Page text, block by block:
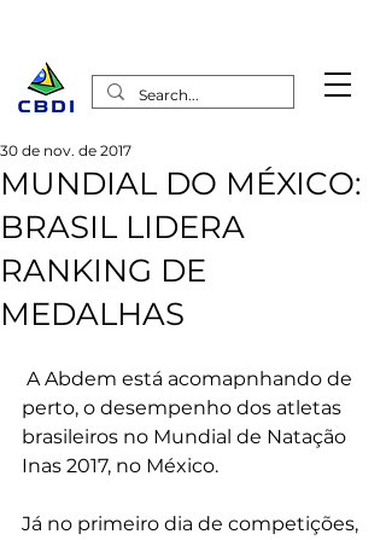
MUNDIAL DO MÉXICO:
BRASIL LIDERA
RANKING DE
MEDALHAS
30 de nov. de 2017
perto, o desempenho dos atletas
brasileiros no Mundial de Natação
Inas 2017, no México.
Já no primeiro dia de competições,